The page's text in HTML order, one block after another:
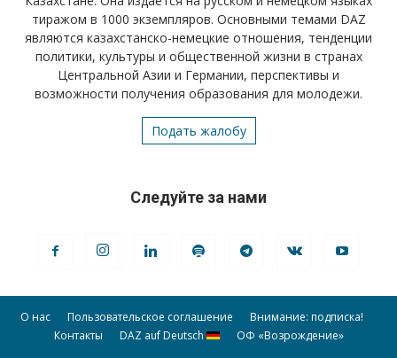
тиражом в 1000 экземпляров. Основными темами DAZ
являются казахстанско-немецкие отношения, тенденции
политики, культуры и общественной жизни в странах
Центральной Азии и Германии, перспективы и
возможности получения образования для молодежи.
Подать жалобу
Следуйте за нами
О нас Пользовательское соглашение
Внимание: подписка!
Контакты
DAZ auf Deutsch ОФ «Возрождение»